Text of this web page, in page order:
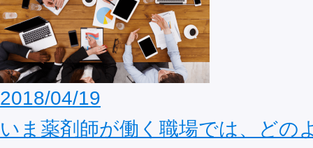
2018/04/19
いま薬剤師が働く職場では、どの